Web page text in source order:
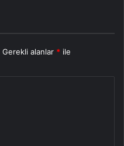
Gerekli alanlar * ile